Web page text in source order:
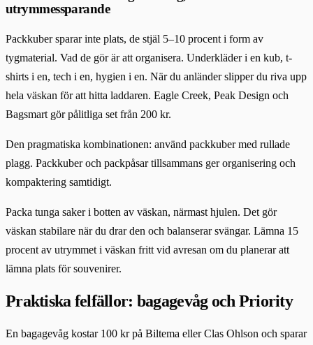
utrymmessparande
Packkuber sparar inte plats, de stjäl 5–10 procent i form av
tygmaterial. Vad de gör är att organisera. Underkläder i en kub, t-
shirts i en, tech i en, hygien i en. När du anländer slipper du riva upp
hela väskan för att hitta laddaren. Eagle Creek, Peak Design och
Bagsmart gör pålitliga set från 200 kr.
Den pragmatiska kombinationen: använd packkuber med rullade
plagg. Packkuber och packpåsar tillsammans ger organisering och
kompaktering samtidigt.
Packa tunga saker i botten av väskan, närmast hjulen. Det gör
väskan stabilare när du drar den och balanserar svängar. Lämna 15
procent av utrymmet i väskan fritt vid avresan om du planerar att
lämna plats för souvenirer.
Praktiska felfällor: bagagevåg och Priority
En bagagevåg kostar 100 kr på Biltema eller Clas Ohlson och sparar